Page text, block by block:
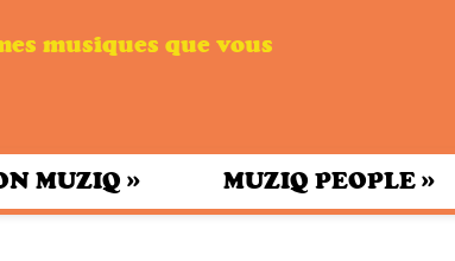
musiques que vous
MUZIQ » MUZIQ PEOPLE »